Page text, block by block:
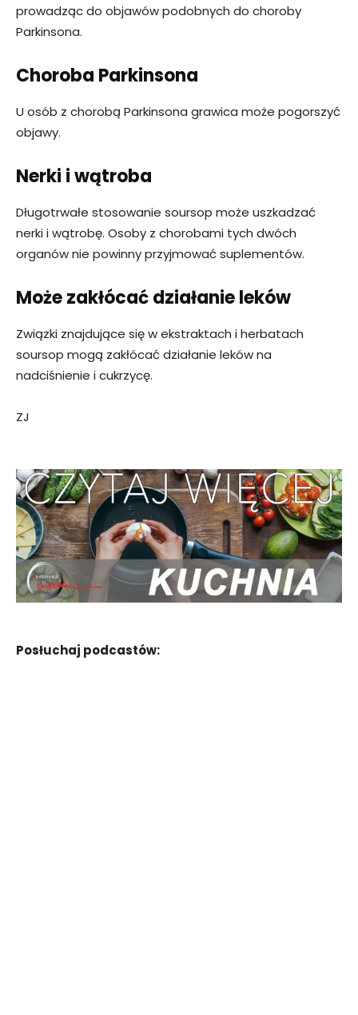
prowadząc do objawów podobnych do choroby
Parkinsona.
Choroba Parkinsona
U osób z chorobą Parkinsona grawica może pogorszyć
objawy.
Nerki i wątroba
Długotrwałe stosowanie soursop może uszkadzać
nerki i wątrobę. Osoby z chorobami tych dwóch
organów nie powinny przyjmować suplementów.
Może zakłócać działanie leków
Związki znajdujące się w ekstraktach i herbatach
soursop mogą zakłócać działanie leków na
nadciśnienie i cukrzycę.
ZJ
Posłuchaj podcastów: